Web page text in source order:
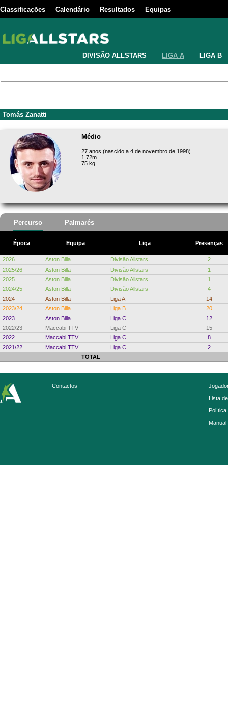
Classificações Calendário Resultados Equipas
DIVISÃO ALLSTARS LIGA A LIGA B
Tomás Zanatti
Médio
27 anos (nascido a 4 de novembro de 1998)
1,72m
75 kg
Percurso Palmarés
Época Equipa Liga Presenças
2026 Aston Billa Divisão Allstars
2
2025/26
Aston Billa Divisão Allstars
1
2025
Aston Billa Divisão Allstars
1
2024/25
Aston Billa Divisão Allstars
4
2024
Aston Billa Liga A
14
2023/24
Aston Billa Liga B
20
2023
Aston Billa Liga C
12
2022/23
Maccabi TTV Liga C
15
2022
Maccabi TTV Liga C
8
2021/22
Maccabi TTV Liga C
2
TOTAL
Contactos
Lista